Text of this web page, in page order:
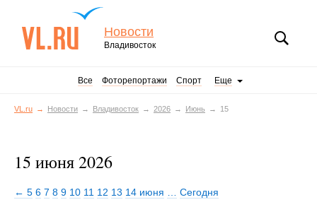
Новости
Владивосток
Все Фоторепортажи Спорт Еще
VL.ru Новости Владивосток 2026 Июнь 15
15 июня 2026
← 5 6 7 8 9 10 11 12 13 14 июня Сегодня